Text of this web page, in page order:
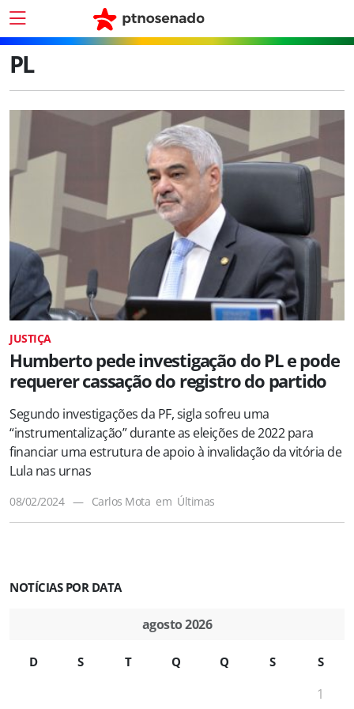
PL
JUSTIÇA
Humberto pede investigação do PL e pode
requerer cassação do registro do partido
Segundo investigações da PF, sigla sofreu uma
“instrumentalização” durante as eleições de 2022 para
financiar uma estrutura de apoio à invalidação da vitória de
Lula nas urnas
08/02/2024 — Carlos Mota em Últimas
NOTÍCIAS POR DATA
agosto 2026
D S T Q Q S S
1